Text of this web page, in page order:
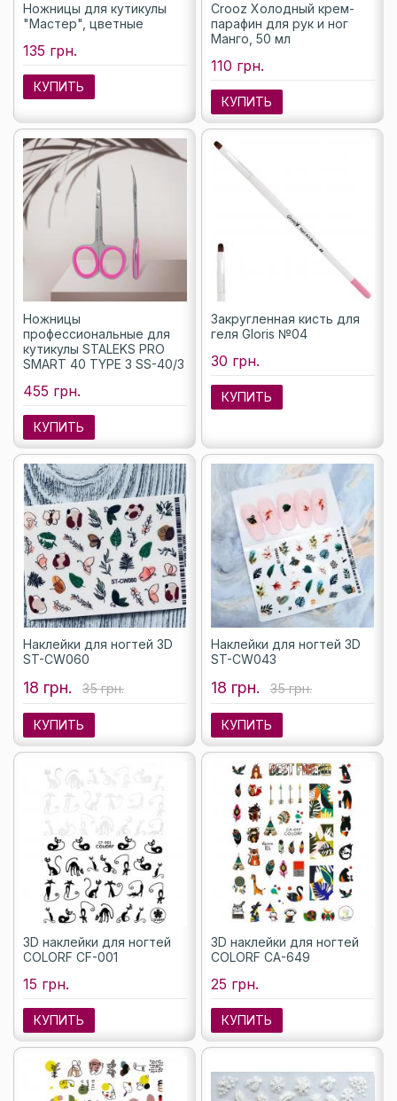
Ножницы для кутикулы
"Мастер", цветные
135 грн.
КУПИТЬ
Crooz Холодный крем-
парафин для рук и ног
Манго, 50 мл
110 грн.
КУПИТЬ
Ножницы
профессиональные для
кутикулы STALEKS PRO
SMART 40 TYPE 3 SS-40/3
455 грн.
КУПИТЬ
Закругленная кисть для
геля Gloris №04
30 грн.
КУПИТЬ
Наклейки для ногтей 3D
ST-CW060
18 грн. 35 грн.
КУПИТЬ
Наклейки для ногтей 3D
ST-CW043
18 грн. 35 грн.
КУПИТЬ
3D наклейки для ногтей
COLORF CF-001
15 грн.
КУПИТЬ
3D наклейки для ногтей
COLORF CA-649
25 грн.
КУПИТЬ